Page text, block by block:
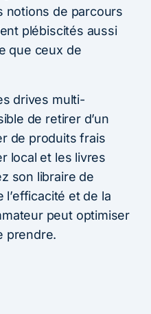
notions de parcours
plébiscités aussi
que ceux de
drives multi-
de retirer d’un
de produits frais
local et les livres
son libraire de
l’efficacité et de la
peut optimiser
prendre.